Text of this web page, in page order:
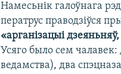
Намесьнік галоўнага
ператрус праводзіўся
«арганізацыі
Усяго было сем
ведамства), два